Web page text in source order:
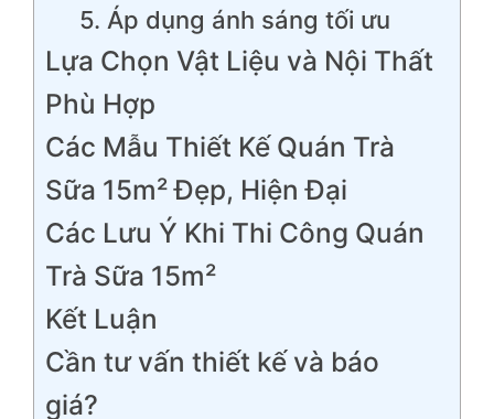
5. Áp dụng ánh sáng tối ưu
Lựa Chọn Vật Liệu và Nội Thất
Phù Hợp
Các Mẫu Thiết Kế Quán Trà
Sữa 15m² Đẹp, Hiện Đại
Các Lưu Ý Khi Thi Công Quán
Trà Sữa 15m²
Kết Luận
Cần tư vấn thiết kế và báo
giá?